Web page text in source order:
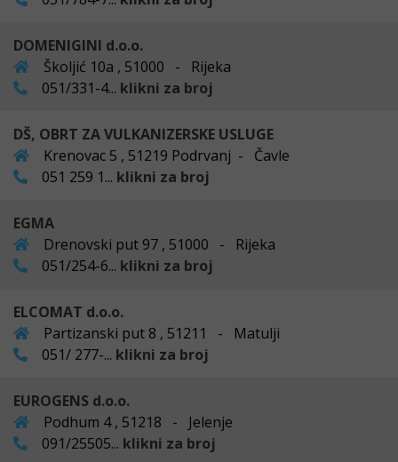
DOMENIGINI d.o.o.
Školjić 10a , 51000 - Rijeka
051/331-4... klikni za broj
DŠ, OBRT ZA VULKANIZERSKE USLUGE
Krenovac 5 , 51219 Podrvanj - Čavle
051 259 1... klikni za broj
EGMA
Drenovski put 97 , 51000 - Rijeka
051/254-6... klikni za broj
ELCOMAT d.o.o.
Partizanski put 8 , 51211 - Matulji
051/ 277-... klikni za broj
EUROGENS d.o.o.
Podhum 4 , 51218 - Jelenje
091/25505... klikni za broj